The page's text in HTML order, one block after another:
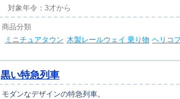
対象年令：3才から
商品分類
ミニチュアタウン 木製レールウェイ 乗り物 ヘリコ
黒い特急列車
モダンなデザインの特急列車。